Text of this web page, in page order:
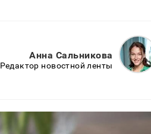
Анна Сальникова
Редактор новостной ленты